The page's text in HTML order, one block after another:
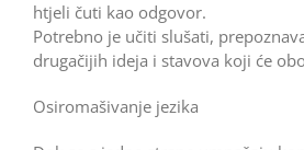
htjeli čuti kao odgovor.
Potrebno je učiti slušati,
drugačijih ideja i stavova koji će
Osiromašivanje jezika